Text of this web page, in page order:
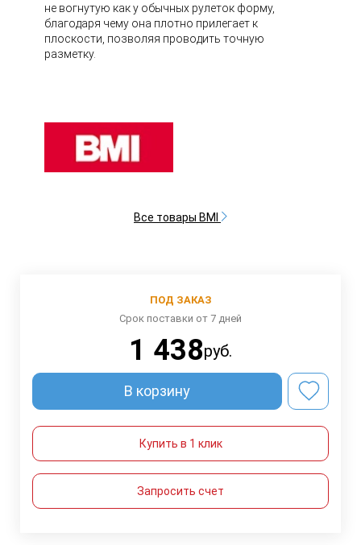
не вогнутую как у обычных рулеток форму,
благодаря чему она плотно прилегает к
плоскости, позволяя проводить точную
разметку.
Все товары BMI
ПОД ЗАКАЗ
Срок поставки от 7 дней
1 438руб.
В корзину
Купить в 1 клик
Запросить счет